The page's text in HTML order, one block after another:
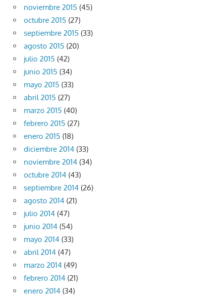
noviembre 2015 (45)
octubre 2015 (27)
septiembre 2015 (33)
agosto 2015 (20)
julio 2015 (42)
junio 2015 (34)
mayo 2015 (33)
abril 2015 (27)
marzo 2015 (40)
febrero 2015 (27)
enero 2015 (18)
diciembre 2014 (33)
noviembre 2014 (34)
octubre 2014 (43)
septiembre 2014 (26)
agosto 2014 (21)
julio 2014 (47)
junio 2014 (54)
mayo 2014 (33)
abril 2014 (47)
marzo 2014 (49)
febrero 2014 (21)
enero 2014 (34)